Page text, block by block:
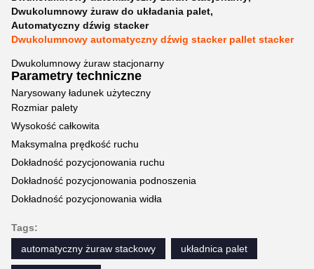
Dwukolumnowy żuraw do układania palet,
Automatyczny dźwig stacker
Dwukolumnowy automatyczny dźwig stacker pallet stacker
Dwukolumnowy żuraw stacjonarny
Parametry techniczne
Narysowany ładunek użyteczny
Rozmiar palety
Wysokość całkowita
Maksymalna prędkość ruchu
Dokładność pozycjonowania ruchu
Dokładność pozycjonowania podnoszenia
Dokładność pozycjonowania widła
Tags:
automatyczny żuraw stackowy
układnica palet